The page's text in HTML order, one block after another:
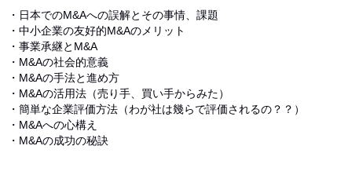
・日本でのM&Aへの誤解とその事情、課題
・中小企業の友好的M&Aのメリット
・事業承継とM&A
・M&Aの社会的意義
・M&Aの手法と進め方
・M&Aの活用法（売り手、買い手からみた）
・簡単な企業評価方法（わが社は幾らで評価されるの？？）
・M&Aへの心構え
・M&Aの成功の秘訣